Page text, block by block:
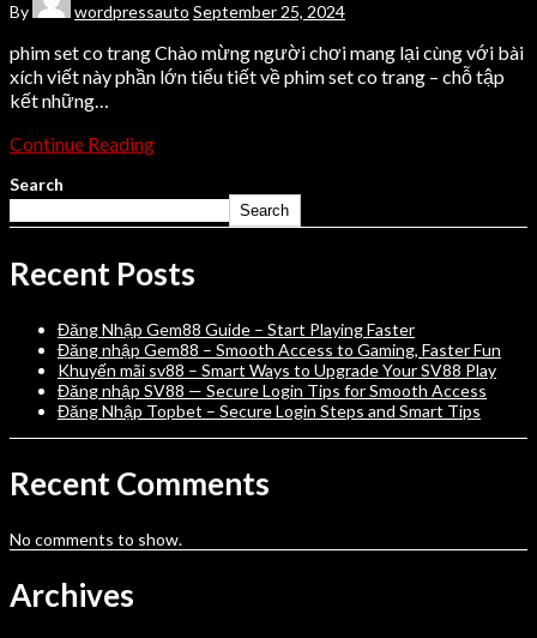
By wordpressauto September 25, 2024
phim set co trang Chào mừng người chơi mang lại cùng với bài
xích viết này phần lớn tiểu tiết về phim set co trang – chỗ tập
kết những…
Continue Reading
Search
Search
Recent Posts
Đăng Nhập Gem88 Guide – Start Playing Faster
Đăng nhập Gem88 – Smooth Access to Gaming, Faster Fun
Khuyến mãi sv88 – Smart Ways to Upgrade Your SV88 Play
Đăng nhập SV88 — Secure Login Tips for Smooth Access
Đăng Nhập Topbet – Secure Login Steps and Smart Tips
Recent Comments
No comments to show.
Archives